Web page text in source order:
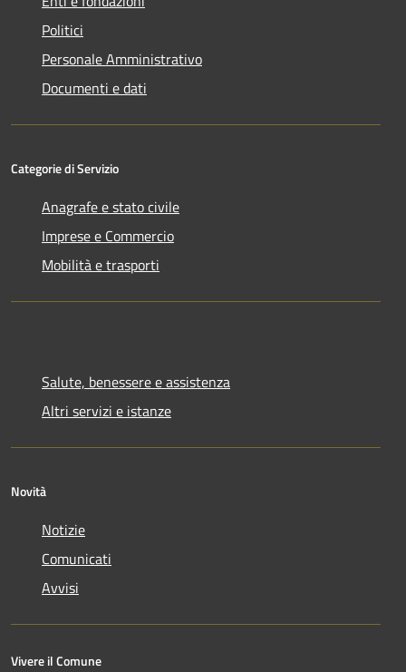
Politici
Personale Amministrativo
Documenti e dati
Categorie di Servizio
Anagrafe e stato civile
Imprese e Commercio
Mobilità e trasporti
Salute, benessere e assistenza
Altri servizi e istanze
Novità
Notizie
Comunicati
Avvisi
Vivere il Comune